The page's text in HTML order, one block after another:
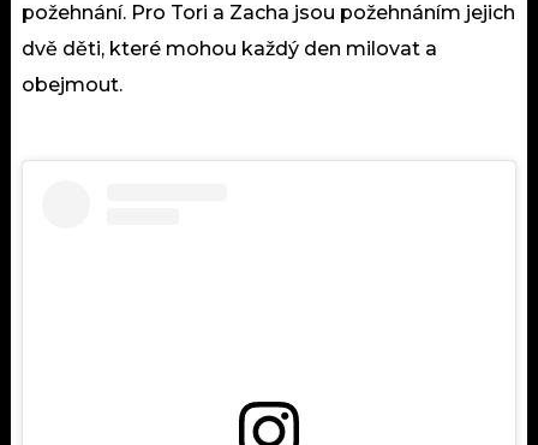
požehnání. Pro Tori a Zacha jsou požehnáním jejich
dvě děti, které mohou každý den milovat a
obejmout.